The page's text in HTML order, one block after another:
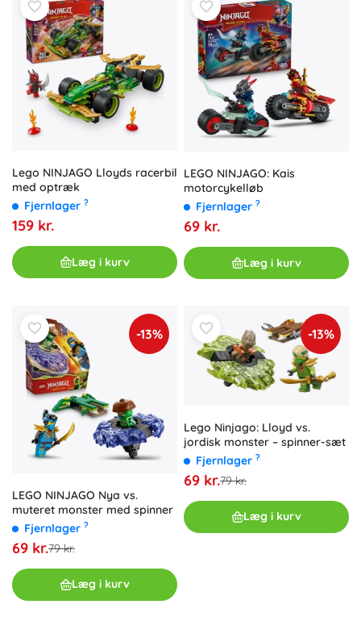
Lego NINJAGO Lloyds racerbil
med optræk
Fjernlager ?
159 kr.
Læg i kurv
LEGO NINJAGO: Kais
motorcykelløb
Fjernlager ?
69 kr.
Læg i kurv
-13%
LEGO NINJAGO Nya vs.
muteret monster med spinner
Fjernlager ?
69 kr.79 kr.
Læg i kurv
-13%
Lego Ninjago: Lloyd vs.
jordisk monster – spinner-sæt
Fjernlager ?
69 kr.79 kr.
Læg i kurv